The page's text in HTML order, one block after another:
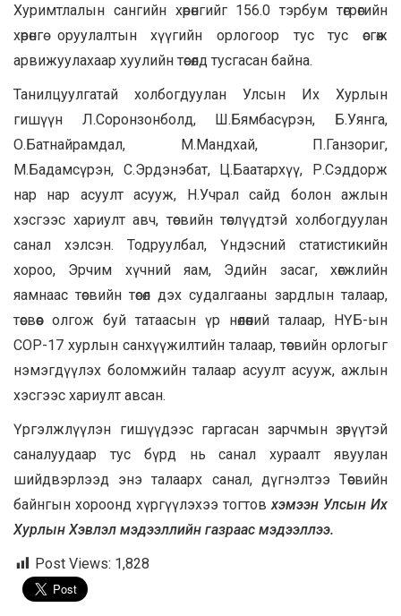
Хуримтлалын сангийн хөрөнгийг 156.0 тэрбум төгрөгийн
хөрөнгө оруулалтын хүүгийн орлогоор тус тус өсгөж
арвижуулахаар хуулийн төсөлд тусгасан байна.
Танилцуулгатай холбогдуулан Улсын Их Хурлын
гишүүн Л.Соронзонболд, Ш.Бямбасүрэн, Б.Уянга,
О.Батнайрамдал, М.Мандхай, П.Ганзориг,
М.Бадамсүрэн, С.Эрдэнэбат, Ц.Баатархүү, Р.Сэддорж
нар нар асуулт асууж, Н.Учрал сайд болон ажлын
хэсгээс хариулт авч, төсвийн төслүүдтэй холбогдуулан
санал хэлсэн. Тодруулбал, Үндэсний статистикийн
хороо, Эрчим хүчний яам, Эдийн засаг, хөгжлийн
яамнаас төсвийн төсөл дэх судалгааны зардлын талаар,
төсвөөс олгож буй татаасын үр нөлөөний талаар, НҮБ-ын
СОР-17 хурлын санхүүжилтийн талаар, төсвийн орлогыг
нэмэгдүүлэх боломжийн талаар асуулт асууж, ажлын
хэсгээс хариулт авсан.
Үргэлжлүүлэн гишүүдээс гаргасан зарчмын зөрүүтэй
саналуудаар тус бүрд нь санал хураалт явуулан
шийдвэрлээд энэ талаарх санал, дүгнэлтээ Төсвийн
байнгын хороонд хүргүүлэхээ тогтовхэмээн Улсын Их
Хурлын Хэвлэл мэдээллийн газраас мэдээллээ.
Post Views: 1,828